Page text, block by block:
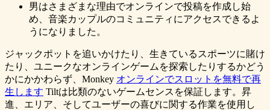
男はさまざまな理由でオンラインで投稿を作成し始
め、音楽カップルのコミュニティにアクセスできるよ
うになりました。
ジャックポットを追いかけたり、生きているスポーツに賭け
たり、ユニークなオンラインゲームを探索したりするかどう
かにかかわらず、Monkey オンラインでスロットを無料で再
生します Tiltは比類のないゲームセンスを保証します。昇
進、エリア、そしてユーザーの喜びに関する作業を使用し